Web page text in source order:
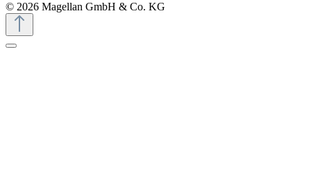
© 2026 Magellan GmbH & Co. KG